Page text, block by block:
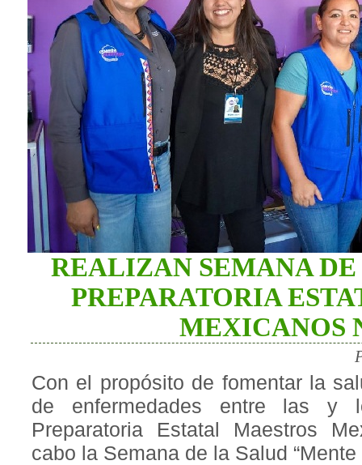
REALIZAN SEMANA
PREPARATORIA
MEXICANOS
Con el propósito de fomentar la
de enfermedades entre las y
Preparatoria Estatal Maestros
cabo la Semana de la Salud